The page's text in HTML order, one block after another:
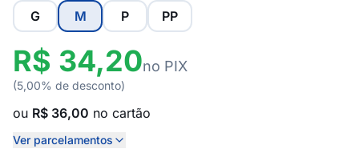
G M P PP
R$ 34,20no PIX
(5,00% de desconto)
ou R$ 36,00 no cartão
Ver parcelamentos